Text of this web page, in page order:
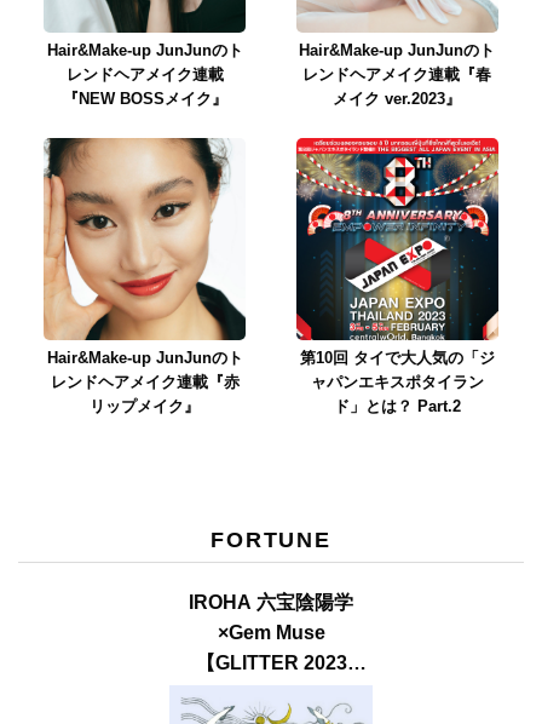
Hair&Make-up JunJunのト
レンドヘアメイク連載
『NEW BOSSメイク』
Hair&Make-up JunJunのト
レンドヘアメイク連載『春
メイク ver.2023』
Hair&Make-up JunJunのト
レンドヘアメイク連載『赤
リップメイク』
第10回 タイで大人気の「ジ
ャパンエキスポタイラン
ド」とは？ Part.2
FORTUNE
IROHA 六宝陰陽学
×Gem Muse
【GLITTER 2023
SUMMER issue】